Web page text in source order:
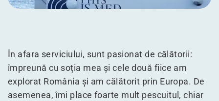
În afara serviciului, sunt pasionat de călătorii:
împreună cu soția mea și cele două fiice am
explorat România și am călătorit prin Europa. De
asemenea, îmi place foarte mult pescuitul, chiar